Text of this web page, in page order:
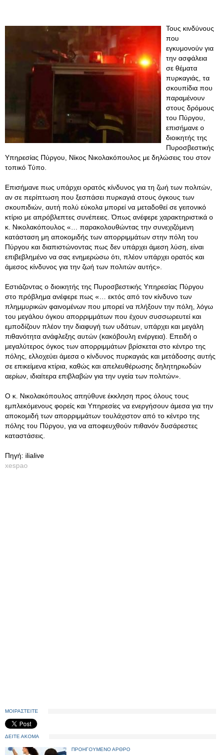
Τους κινδύνους
που
εγκυμονούν για
την ασφάλεια
σε θέματα
πυρκαγιάς, τα
σκουπίδια που
παραμένουν
στους δρόμους
του Πύργου,
επισήμανε ο
διοικητής της
Πυροσβεστικής
Υπηρεσίας Πύργου, Νίκος Νικολακόπουλος με δηλώσεις του στον
τοπικό Τύπο.
Επισήμανε πως υπάρχει ορατός κίνδυνος για τη ζωή των πολιτών,
αν σε περίπτωση που ξεσπάσει πυρκαγιά στους όγκους των
σκουπιδιών, αυτή πολύ εύκολα μπορεί να μεταδοθεί σε γειτονικό
κτίριο με απρόβλεπτες συνέπειες. Όπως ανέφερε χαρακτηριστικά ο
κ. Νικολακόπουλος «… παρακολουθώντας την συνεχιζόμενη
κατάσταση μη αποκομιδής των απορριμμάτων στην πόλη του
Πύργου και διαπιστώνοντας πως δεν υπάρχει άμεση λύση, είναι
επιβεβλημένο να σας ενημερώσω ότι, πλέον υπάρχει ορατός και
άμεσος κίνδυνος για την ζωή των πολιτών αυτής».
Εστιάζοντας ο διοικητής της Πυροσβεστικής Υπηρεσίας Πύργου
στο πρόβλημα ανέφερε πως «… εκτός από τον κίνδυνο των
πλημμυρικών φαινομένων που μπορεί να πλήξουν την πόλη, λόγω
του μεγάλου όγκου απορριμμάτων που έχουν συσσωρευτεί και
εμποδίζουν πλέον την διαφυγή των υδάτων, υπάρχει και μεγάλη
πιθανότητα ανάφλεξης αυτών (κακόβουλη ενέργεια) . Επειδή ο
μεγαλύτερος όγκος των απορριμμάτων βρίσκεται στο κέντρο της
πόλης, ελλοχεύει άμεσα ο κίνδυνος πυρκαγιάς και μετάδοσης αυτής
σε επικείμενα κτίρια, καθώς και απελευθέρωσης δηλητηριωδών
αερίων, ιδιαίτερα επιβλαβών για την υγεία των πολιτών».
Ο κ. Νικολακόπουλος απηύθυνε έκκληση προς όλους τους
εμπλεκόμενους φορείς και Υπηρεσίες να ενεργήσουν άμεσα για την
αποκομιδή των απορριμμάτων τουλάχιστον από το κέντρο της
πόλης του Πύργου, για να αποφευχθούν πιθανόν δυσάρεστες
καταστάσεις.
Πηγή: ilialive
xespao
ΜΟΙΡΑΣΤΕΙΤΕ
ΔΕΙΤΕ ΑΚΟΜΑ
ΠΡΟΗΓΟΥΜΕΝΟ ΑΡΘΡΟ